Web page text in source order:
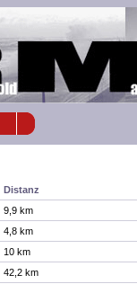
Distanz
9,9 km
4,8 km
10 km
42,2 km